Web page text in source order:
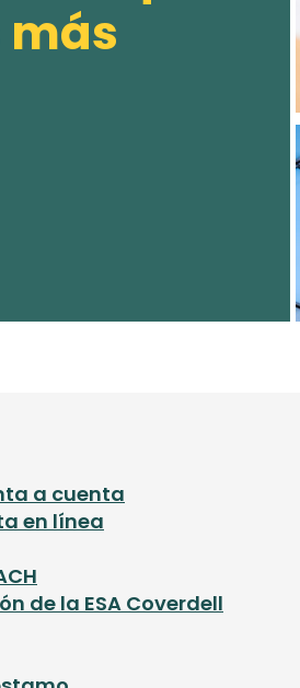
a cuenta
en línea
de la ESA Coverdell